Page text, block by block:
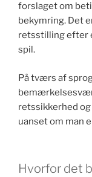
forslaget om
bekymring. Det
retsstilling efter
spil.
På tværs af
retssikkerhed
uanset om man
Hvorfor det